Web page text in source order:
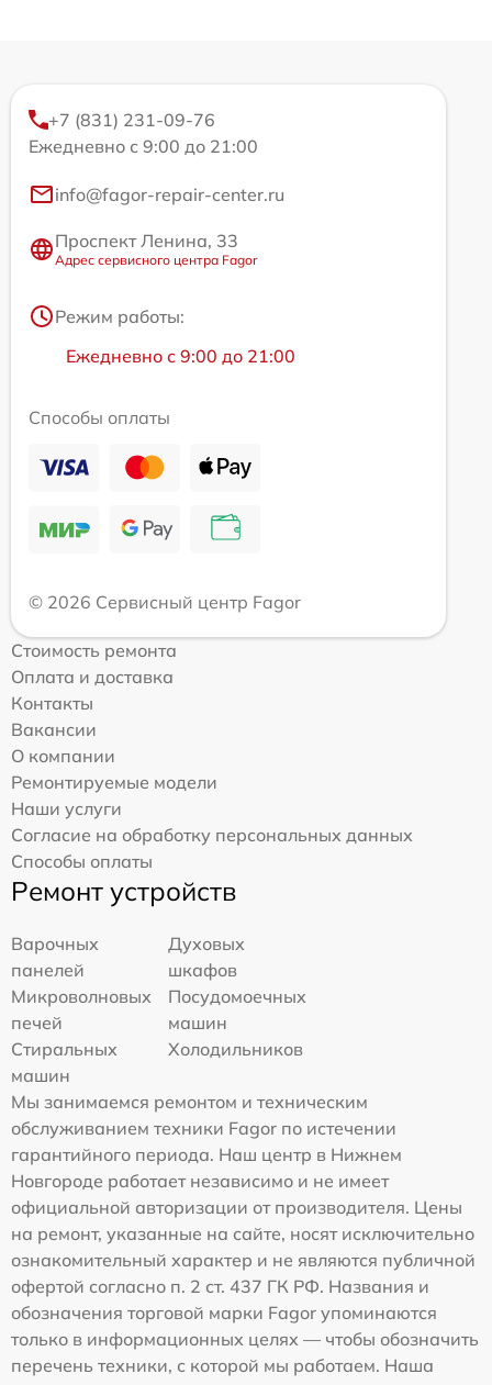
+7 (831) 231-09-76
Ежедневно с 9:00 до 21:00
info@fagor-repair-center.ru
Проспект Ленина, 33
Адрес сервисного центра Fagor
Режим работы:
Ежедневно с 9:00 до 21:00
Способы оплаты
© 2026 Сервисный центр Fagor
Стоимость ремонта
Оплата и доставка
Контакты
Вакансии
О компании
Ремонтируемые модели
Наши услуги
Согласие на обработку персональных данных
Способы оплаты
Ремонт устройств
Варочных
панелей
Духовых
шкафов
Микроволновых
печей
Посудомоечных
машин
Стиральных
машин
Холодильников
Мы занимаемся ремонтом и техническим
обслуживанием техники Fagor по истечении
гарантийного периода. Наш центр в Нижнем
Новгороде работает независимо и не имеет
официальной авторизации от производителя. Цены
на ремонт, указанные на сайте, носят исключительно
ознакомительный характер и не являются публичной
офертой согласно п. 2 ст. 437 ГК РФ. Названия и
обозначения торговой марки Fagor упоминаются
только в информационных целях — чтобы обозначить
перечень техники, с которой мы работаем. Наша